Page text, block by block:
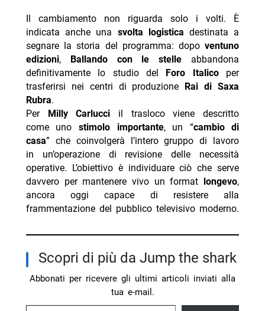
Il cambiamento non riguarda solo i volti. È
indicata anche una svolta logistica destinata a
segnare la storia del programma: dopoventuno
edizioni, Ballando con le stelle abbandona
definitivamente lo studio del
Foro Italicoper
trasferirsi nei centri di produzione
Rai di Saxa
Rubra.
Per
Milly Carlucci il trasloco viene descritto
come uno stimolo importante, un “cambio di
casa” che coinvolgerà l’intero gruppo di lavoro
in un’operazione di revisione delle necessità
operative. L’obiettivo è individuare ciò che serve
davvero per mantenere vivo un format
longevo,
ancora oggi capace di resistere alla
frammentazione del pubblico televisivo moderno.
Scopri di più da Jump the shark
Abbonati per ricevere gli ultimi articoli inviati alla
tua e-mail.
Digita la tua e-mail...